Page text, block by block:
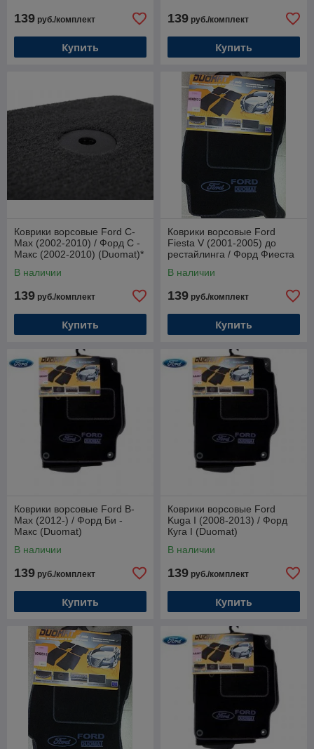
139 руб./комплект
Купить
139 руб./комплект
Купить
Коврики ворсовые Ford C-
Max (2002-2010) / Форд С -
Макс (2002-2010) (Duomat)*
В наличии
139 руб./комплект
Купить
Коврики ворсовые Ford
Fiesta V (2001-2005) до
рестайлинга / Форд Фиеста
В наличии
139 руб./комплект
Купить
Коврики ворсовые Ford B-
Max (2012-) / Форд Би -
Макс (Duomat)
В наличии
139 руб./комплект
Купить
Коврики ворсовые Ford
Kuga I (2008-2013) / Форд
Куга I (Duomat)
В наличии
139 руб./комплект
Купить